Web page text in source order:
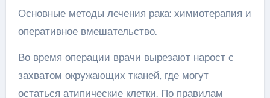
Основные методы лечения рака: химиотерапия и
оперативное вмешательство.
Во время операции врачи вырезают нарост с
захватом окружающих тканей, где могут
остаться атипические клетки. По правилам